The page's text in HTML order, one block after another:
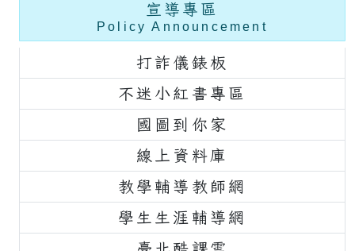
宣導專區
Policy Announcement
打詐儀錶板
不迷小紅書專區
國圖到你家
線上資料庫
教學輔導教師網
學生生涯輔導網